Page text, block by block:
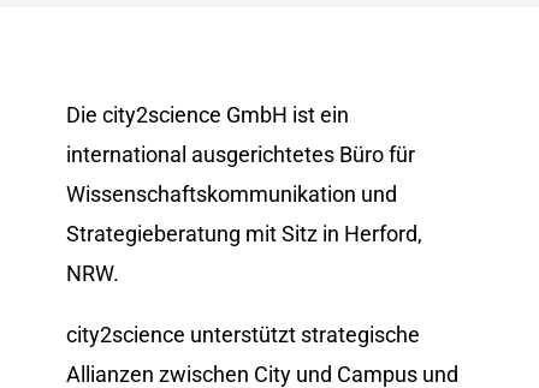
Die city2science GmbH ist ein
international ausgerichtetes Büro für
Wissenschaftskommunikation und
Strategieberatung mit Sitz in Herford,
NRW.
city2science unterstützt strategische
Allianzen zwischen City und Campus und